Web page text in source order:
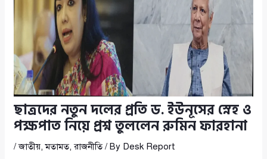
ছাত্রদের নতুন দলের প্রতি ড. ইউনূসের স্নেহ ও
পক্ষপাত নিয়ে প্রশ্ন তুললেন রুমিন ফারহানা
/জাতীয়,মতামত,রাজনীতি/ By Desk Report